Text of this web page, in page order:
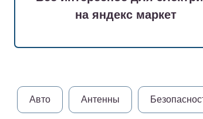
на яндекс маркет
Авто Антенны